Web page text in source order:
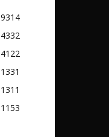
9314
4332
4122
1331
1311
1153